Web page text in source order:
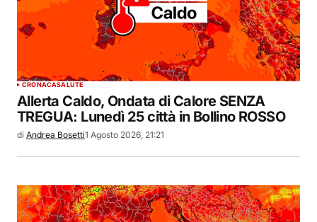
CRONACASALUTE
Allerta Caldo, Ondata di Calore SENZA
TREGUA: Lunedì 25 città in Bollino ROSSO
di Andrea Bosetti1 Agosto 2026, 21:21